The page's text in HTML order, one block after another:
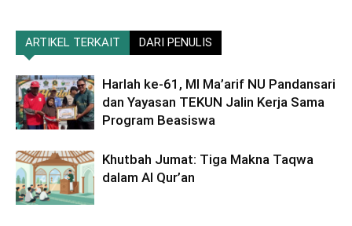
ARTIKEL TERKAIT DARI PENULIS
Harlah ke-61, MI Ma’arif NU Pandansari
dan Yayasan TEKUN Jalin Kerja Sama
Program Beasiswa
Khutbah Jumat: Tiga Makna Taqwa
dalam Al Qur’an